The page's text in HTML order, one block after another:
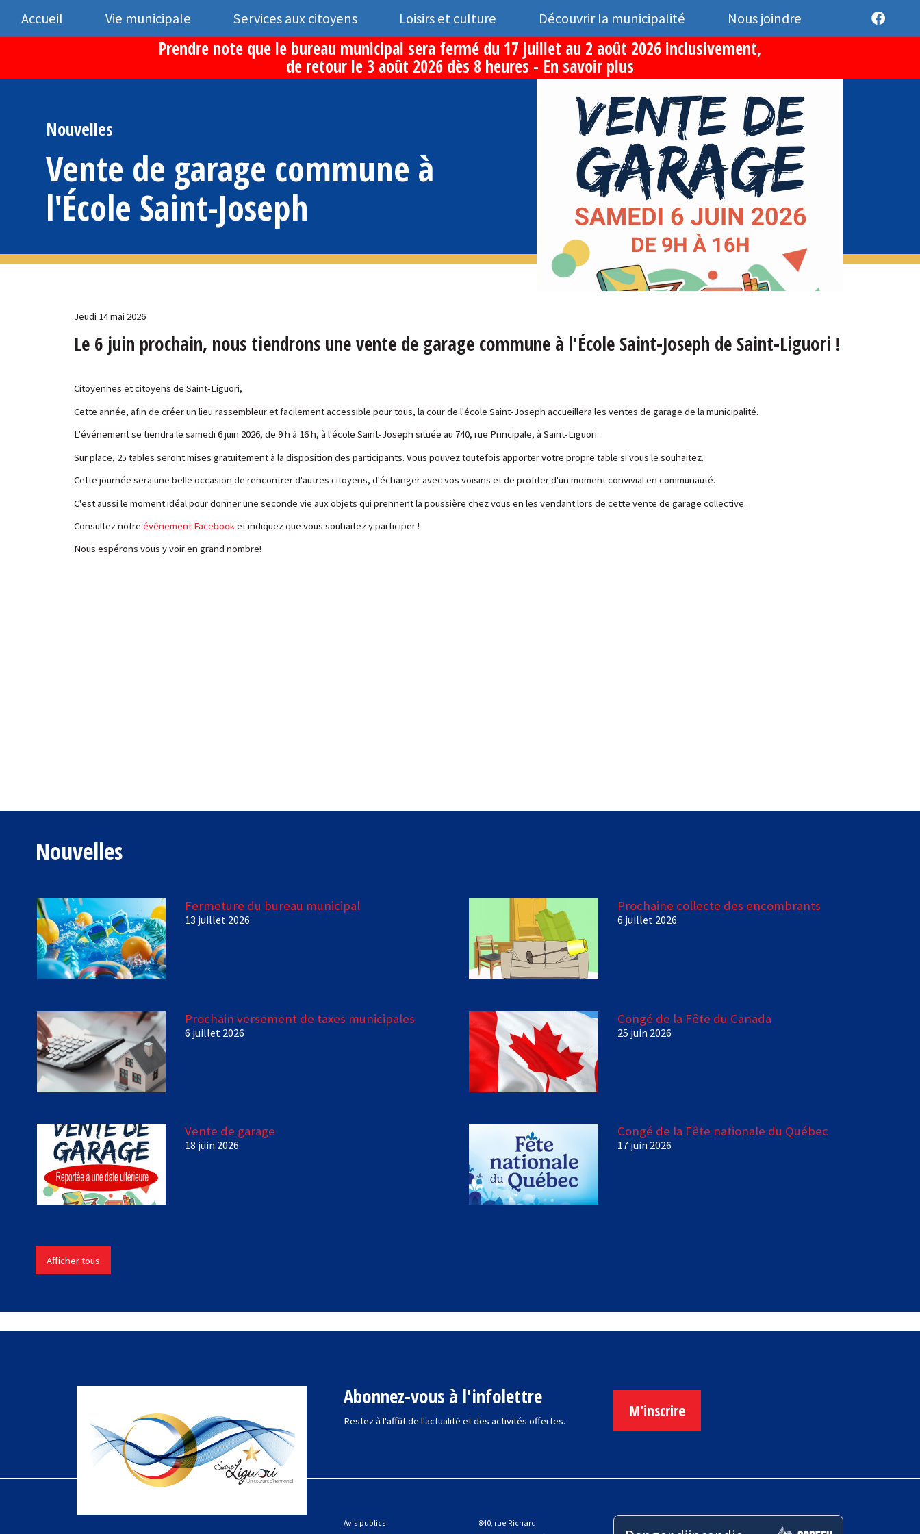
Accueil Vie municipale Services aux citoyens Loisirs et culture Découvrir la municipalité Nous joindre
Prendre note que le bureau municipal sera fermé du 17 juillet au 2 août 2026 inclusivement,
de retour le 3 août 2026 dès 8 heures - En savoir plus
Nouvelles
Vente de garage commune à
l'École Saint-Joseph
Jeudi 14 mai 2026
Le 6 juin prochain, nous tiendrons une vente de garage commune à l'École Saint-Joseph de Saint-Liguori !
Citoyennes et citoyens de Saint-Liguori,
Cette année, afin de créer un lieu rassembleur et facilement accessible pour tous, la cour de l'école Saint-Joseph accueillera les ventes de garage de la municipalité.
L'événement se tiendra le samedi 6 juin 2026, de 9 h à 16 h, à l'école Saint-Joseph située au 740, rue Principale, à Saint-Liguori.
Sur place, 25 tables seront mises gratuitement à la disposition des participants. Vous pouvez toutefois apporter votre propre table si vous le souhaitez.
Cette journée sera une belle occasion de rencontrer d'autres citoyens, d'échanger avec vos voisins et de profiter d'un moment convivial en communauté.
C'est aussi le moment idéal pour donner une seconde vie aux objets qui prennent la poussière chez vous en les vendant lors de cette vente de garage collective.
Consultez notre événement Facebooket indiquez que vous souhaitez y participer !
Nous espérons vous y voir en grand nombre!
Nouvelles
Fermeture du bureau municipal
13 juillet 2026
Prochaine collecte des encombrants
6 juillet 2026
Prochain versement de taxes municipales
6 juillet 2026
Congé de la Fête du Canada
25 juin 2026
Vente de garage
18 juin 2026
Congé de la Fête nationale du Québec
17 juin 2026
Afficher tous
Abonnez-vous à l'infolettre
Restez à l'affût de l'actualité et des activités offertes.
M'inscrire
Avis publics
840, rue Richard